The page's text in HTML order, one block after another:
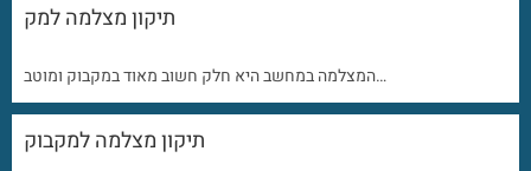
תיקון מצלמה למק
המצלמה במחשב היא חלק חשוב מאוד במקבוק ומוטב…
תיקון מצלמה למקבוק